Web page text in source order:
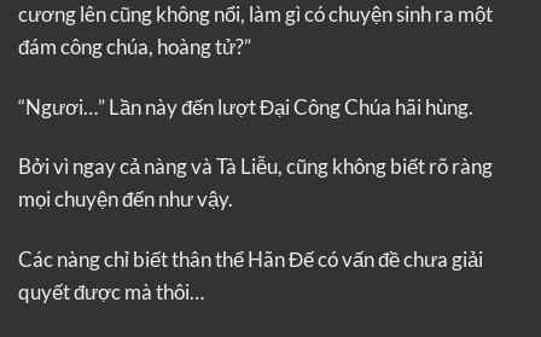
cương lên cũng không nổi, làm gì có chuyện sinh ra một
đám công chúa, hoàng tử?”
“Ngươi…” Lần này đến lượt Đại Công Chúa hãi hùng.
Bởi vì ngay cả nàng và Tà Liễu, cũng không biết rõ ràng
mọi chuyện đến như vậy.
Các nàng chỉ biết thân thể Hãn Đế có vấn đề chưa giải
quyết được mà thôi…